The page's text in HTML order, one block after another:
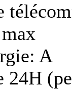
A
24H